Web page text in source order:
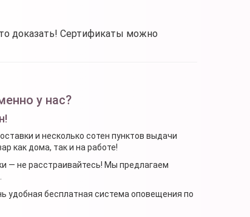
доказать! Сертификаты можно
у нас?
и несколько сотен пунктов выдачи
как дома, так и на работе!
— не расстраивайтесь! Мы предлагаем
удобная бесплатная система оповещения по